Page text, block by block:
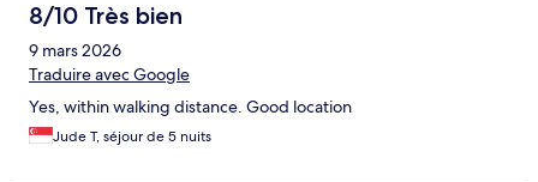
8/10 Très bien
9 mars 2026
Traduire avec Google
Yes, within walking distance. Good location
Jude T, séjour de 5 nuits